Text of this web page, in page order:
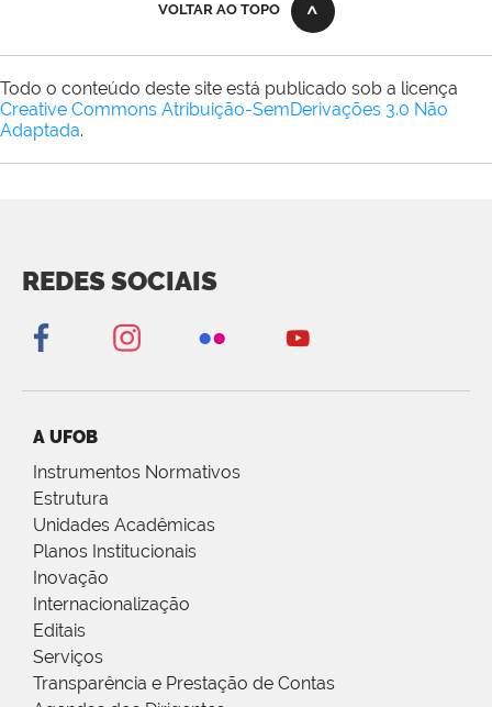
VOLTAR AO TOPO
Todo o conteúdo deste site está publicado sob a licença
Creative Commons Atribuição-SemDerivações 3.0 Não
Adaptada.
REDES SOCIAIS
A UFOB
Instrumentos Normativos
Estrutura
Unidades Acadêmicas
Planos Institucionais
Inovação
Internacionalização
Editais
Serviços
Transparência e Prestação de Contas